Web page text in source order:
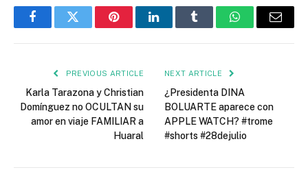
FacebookTwitter PinterestLinkedInTumblr WhatsAppEmail
PREVIOUS ARTICLE
Karla Tarazona y Christian
Domínguez no OCULTAN su
amor en viaje FAMILIAR a
Huaral
NEXT ARTICLE
¿Presidenta DINA
BOLUARTE aparece con
APPLE WATCH? #trome
#shorts #28dejulio